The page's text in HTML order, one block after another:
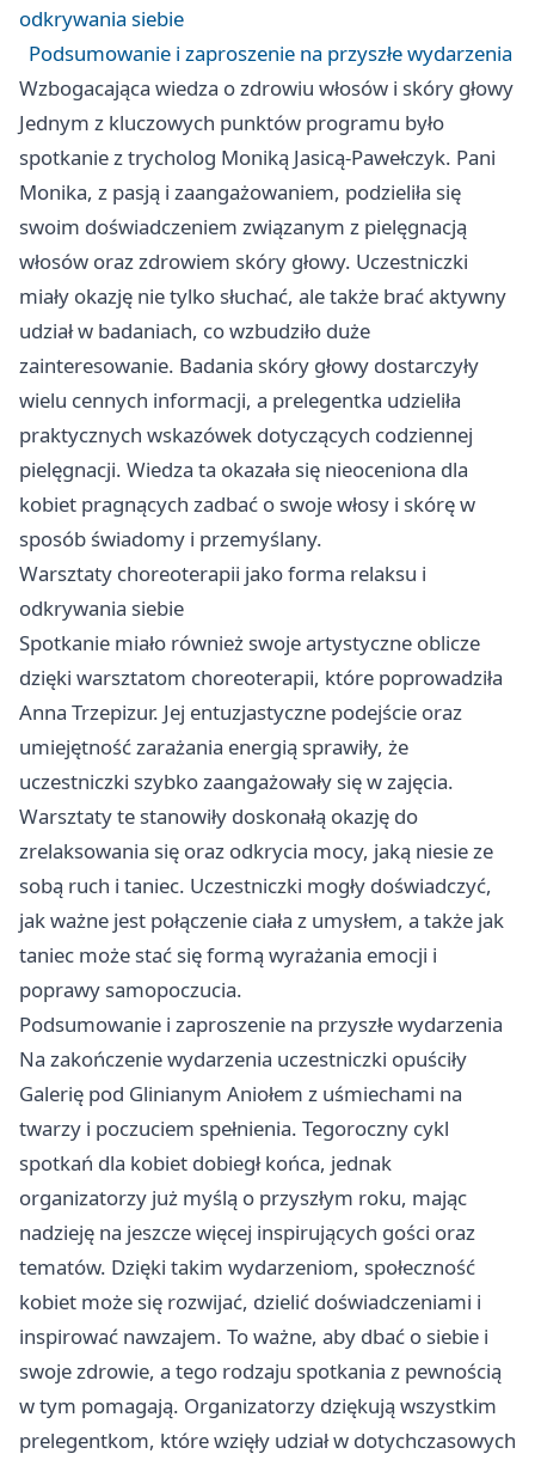
odkrywania siebie
Podsumowanie i zaproszenie na przyszłe wydarzenia
Wzbogacająca wiedza o zdrowiu włosów i skóry głowy
Jednym z kluczowych punktów programu było
spotkanie z trycholog Moniką Jasicą-Pawełczyk. Pani
Monika, z pasją i zaangażowaniem, podzieliła się
swoim doświadczeniem związanym z pielęgnacją
włosów oraz zdrowiem skóry głowy. Uczestniczki
miały okazję nie tylko słuchać, ale także brać aktywny
udział w badaniach, co wzbudziło duże
zainteresowanie. Badania skóry głowy dostarczyły
wielu cennych informacji, a prelegentka udzieliła
praktycznych wskazówek dotyczących codziennej
pielęgnacji. Wiedza ta okazała się nieoceniona dla
kobiet pragnących zadbać o swoje włosy i skórę w
sposób świadomy i przemyślany.
Warsztaty choreoterapii jako forma relaksu i
odkrywania siebie
Spotkanie miało również swoje artystyczne oblicze
dzięki warsztatom choreoterapii, które poprowadziła
Anna Trzepizur. Jej entuzjastyczne podejście oraz
umiejętność zarażania energią sprawiły, że
uczestniczki szybko zaangażowały się w zajęcia.
Warsztaty te stanowiły doskonałą okazję do
zrelaksowania się oraz odkrycia mocy, jaką niesie ze
sobą ruch i taniec. Uczestniczki mogły doświadczyć,
jak ważne jest połączenie ciała z umysłem, a także jak
taniec może stać się formą wyrażania emocji i
poprawy samopoczucia.
Podsumowanie i zaproszenie na przyszłe wydarzenia
Na zakończenie wydarzenia uczestniczki opuściły
Galerię pod Glinianym Aniołem z uśmiechami na
twarzy i poczuciem spełnienia. Tegoroczny cykl
spotkań dla kobiet dobiegł końca, jednak
organizatorzy już myślą o przyszłym roku, mając
nadzieję na jeszcze więcej inspirujących gości oraz
tematów. Dzięki takim wydarzeniom, społeczność
kobiet może się rozwijać, dzielić doświadczeniami i
inspirować nawzajem. To ważne, aby dbać o siebie i
swoje zdrowie, a tego rodzaju spotkania z pewnością
w tym pomagają. Organizatorzy dziękują wszystkim
prelegentkom, które wzięły udział w dotychczasowych